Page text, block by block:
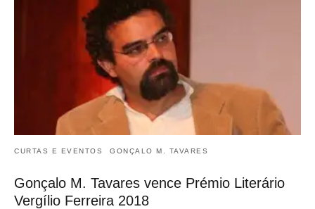
CURTAS E EVENTOS GONÇALO M. TAVARES
Gonçalo M. Tavares vence Prémio Literário
Vergílio Ferreira 2018